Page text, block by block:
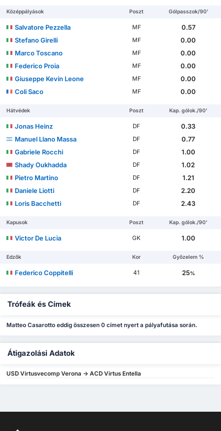
Középpályások Poszt Gólpasszok/90'
Salvatore Pezzella MF
0.57
Stefano Girelli
MF
0.00
Marco Toscano
MF
0.00
Federico Proia
MF
0.00
Giuseppe Kevin Leone
MF
0.00
Coli Saco
MF 0.00
Hátvédek Poszt Kap. gólok./90'
Jonas Heinz DF
0.33
Manuel Llano Massa
DF
0.77
Gabriele Rocchi
DF
1.00
Shady Oukhadda
DF
1.02
Pietro Martino
DF
1.21
Daniele Liotti
DF
2.20
Loris Bacchetti
DF 2.43
Kapusok Poszt Kap. gólok./90'
Victor De Lucia GK 1.00
Edzők Kor Győzelem %
Federico Coppitelli 41 25%
Trófeák és Címek
Matteo Casarotto eddig összesen 0 címet nyert a pályafutása során.
Átigazolási Adatok
USD Virtusvecomp Verona -> ACD Virtus Entella